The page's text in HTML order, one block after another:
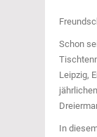
Schon
Leipzig,
In